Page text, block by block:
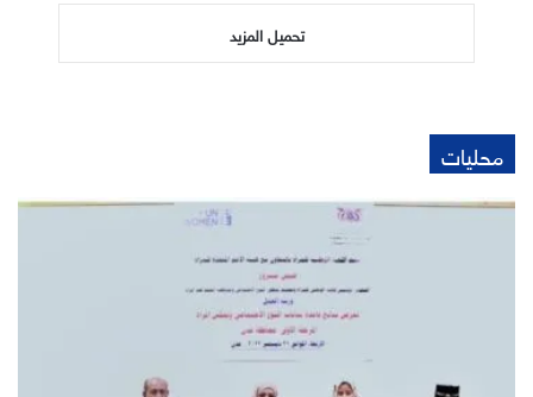
تحميل المزيد
محليات